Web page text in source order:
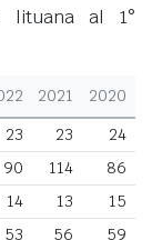
lituana al 1°
2021
2020
23 23
24
90 114
86
14 13
15
53 56
59